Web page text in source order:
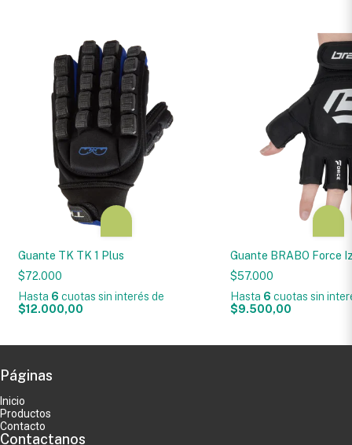
Guante TK TK 1 Plus
$72.000
Hasta 6 cuotas sin interés de
$12.000,00
Guante BRABO Force
$57.000
Hasta 6 cuotas sin
$9.500,00
Páginas
Inicio
Productos
Contacto
Contactanos